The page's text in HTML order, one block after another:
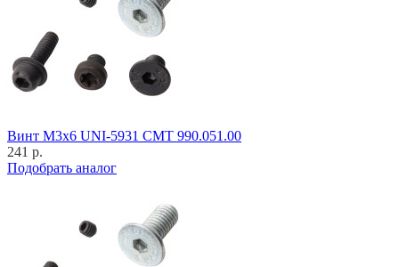
Винт M3x6 UNI-5931 CMT 990.051.00
241 р.
Подобрать аналог